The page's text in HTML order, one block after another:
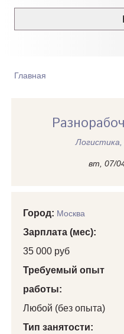
ВЫ ЗДЕСЬ
Главная
вт, 07/
Город: Москва
Зарплата (мес):
35 000 руб
Требуемый опыт
работы:
Любой (без опыта)
Тип занятости: